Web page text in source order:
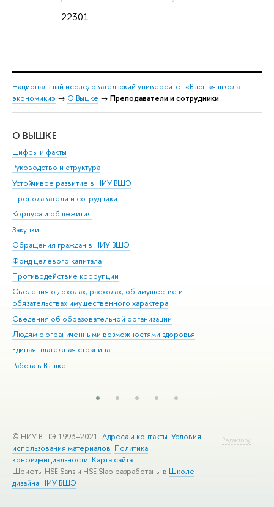
22301
Национальный исследовательский университет «Высшая школа
экономики» → О Вышке → Преподаватели и сотрудники
О ВЫШКЕ
Цифры и факты
Руководство и структура
Устойчивое развитие в НИУ ВШЭ
Преподаватели и сотрудники
Корпуса и общежития
Закупки
Обращения граждан в НИУ ВШЭ
Фонд целевого капитала
Противодействие коррупции
Сведения о доходах, расходах, об имуществе и
обязательствах имущественного характера
Сведения об образовательной организации
Людям с ограниченными возможностями здоровья
Единая платежная страница
Работа в Вышке
Редактору
© НИУ ВШЭ 1993–2021 Адреса и контакты Условия
использования материалов Политика
конфиденциальности Карта сайта
Шрифты HSE Sans и HSE Slab разработаны в Школе
дизайна НИУ ВШЭ